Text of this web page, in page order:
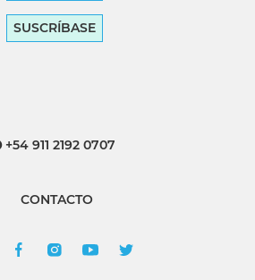
SUSCRÍBASE
+54 911 2192 0707
CONTACTO